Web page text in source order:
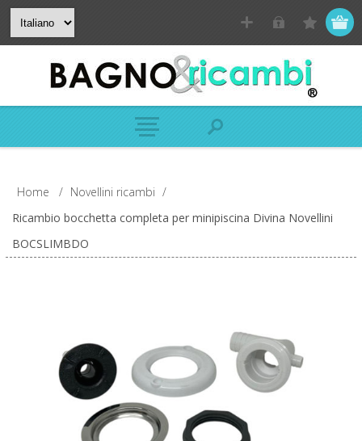
Home / Novellini ricambi /
Ricambio bocchetta completa per minipiscina Divina Novellini
BOCSLIMBDO